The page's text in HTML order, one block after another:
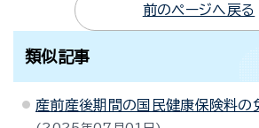
前のページへ戻る
類似記事
産前産後期間の国民健康保険料の